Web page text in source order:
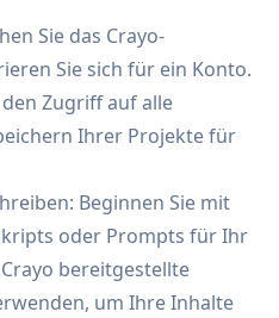
Sie das Crayo-
Sie sich für ein Konto.
Zugriff auf alle
Ihrer Projekte für
Beginnen Sie mit
oder Prompts für Ihr
bereitgestellte
um Ihre Inhalte